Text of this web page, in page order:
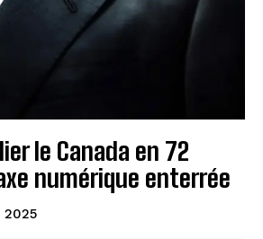
le Canada en 72
numérique enterrée
2025